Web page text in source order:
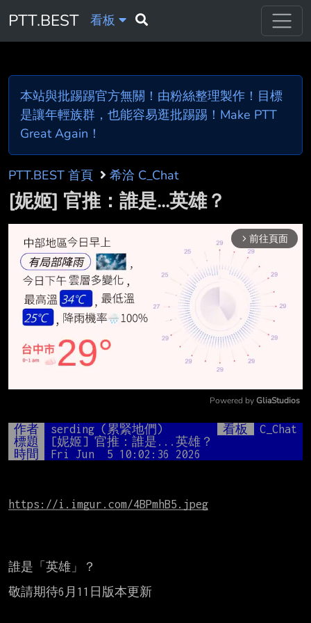
PTT.BEST 看板
本站與批踢踢官方無關！由粉絲整理製作！目標
是讓年輕族群，也能容易逛批踢踢！Make PTT
Great Again！
PTT.BEST 首頁 希洽 C_Chat
[妮姬] 官推：誰是...英雄？
arrow_forward_ios 前往頁面
Mute
Powered by GliaStudios
作者 serding (累緊地們) 看板
C_Chat
標題
[妮姬] 官推：誰是...英雄？
時間
Fri Jun  5 10:02:36 2026
https://i.imgur.com/4BPmhB5.jpeg
誰是「英雄」？
敬請期待6月11日版本更新